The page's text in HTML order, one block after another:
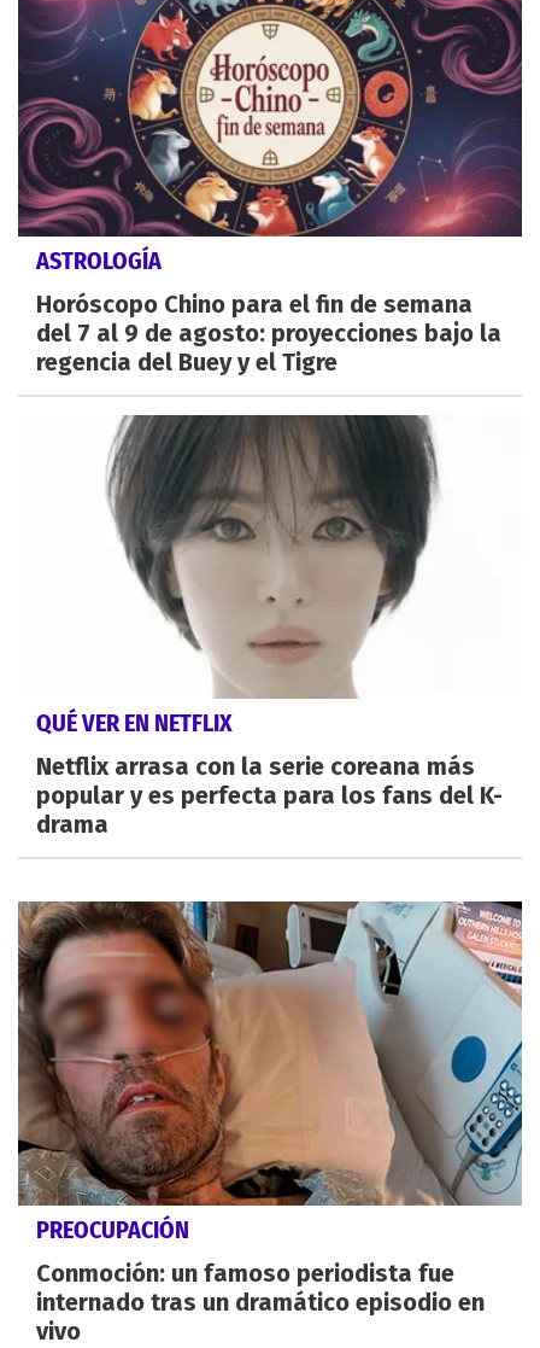
ASTROLOGÍA
Horóscopo Chino para el fin de semana
del 7 al 9 de agosto: proyecciones bajo la
regencia del Buey y el Tigre
QUÉ VER EN NETFLIX
Netflix arrasa con la serie coreana más
popular y es perfecta para los fans del K-
drama
PREOCUPACIÓN
Conmoción: un famoso periodista fue
internado tras un dramático episodio en
vivo